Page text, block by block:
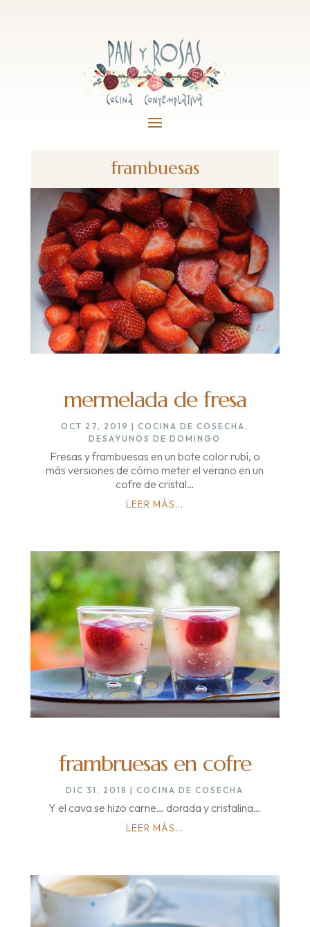
frambuesas
mermelada de fresa
OCT 27, 2019 |COCINA DE COSECHA ,
DESAYUNOS DE DOMINGO
Fresas y frambuesas en un bote color rubí, o
más versiones de cómo meter el verano en un
cofre de cristal…
LEER MÁS...
frambruesas en cofre
DIC 31, 2018 |COCINA DE COSECHA
Y el cava se hizo carne… dorada y cristalina…
LEER MÁS...